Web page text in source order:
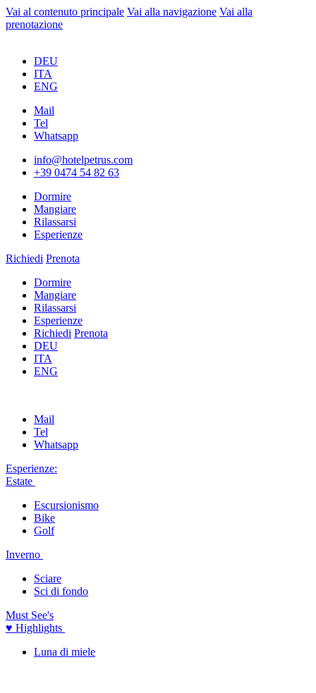
Vai al contenuto principale Vai alla navigazione Vai alla
prenotazione
DEU
ITA
ENG
Mail
Tel
Whatsapp
info@hotelpetrus.com
+39 0474 54 82 63
Dormire
Mangiare
Rilassarsi
Esperienze
Richiedi Prenota
Dormire
Mangiare
Rilassarsi
Esperienze
Richiedi Prenota
DEU
ITA
ENG
Mail
Tel
Whatsapp
Esperienze:
Estate
Escursionismo
Bike
Golf
Inverno
Sciare
Sci di fondo
Must See's
♥ Highlights
Luna di miele